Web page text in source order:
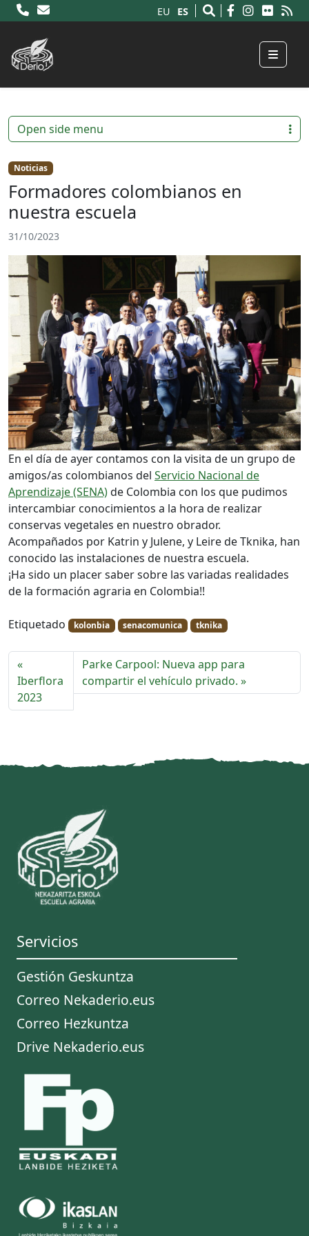
EU ES
Menu
Noticias
Formadores colombianos en
nuestra escuela
31/10/2023
En el día de ayer contamos con la visita de un grupo de
amigos/as colombianos del Servicio Nacional de
Aprendizaje (SENA)de Colombia con los que pudimos
intercambiar conocimientos a la hora de realizar
conservas vegetales en nuestro obrador.
Acompañados por Katrin y Julene, y Leire de Tknika, han
conocido las instalaciones de nuestra escuela.
¡Ha sido un placer saber sobre las variadas realidades
de la formación agraria en Colombia!!
Etiquetado kolonbia senacomunica tknika
Iberflora
2023
Parke Carpool: Nueva app para
compartir el vehículo privado.
Open side menu
Servicios
Gestión Geskuntza
Correo Nekaderio.eus
Correo Hezkuntza
Drive Nekaderio.eus